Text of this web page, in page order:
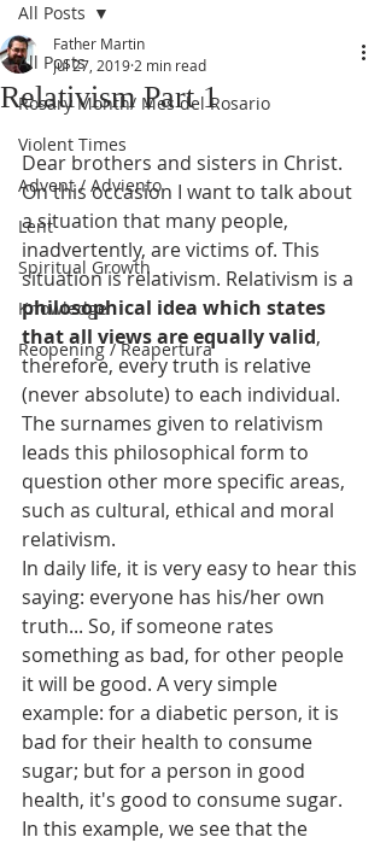
All Posts
Rosary Month/ Mes del Rosario
Violent Times
Advent / Adviento
Lent
Spiritual Growth
Knowledge
Reopening / Reapertura
All Posts
Relativism Part 1
Father Martin
Jul 27, 2019 2 min read
Dear brothers and sisters in Christ.
On this occasion I want to talk about
a situation that many people,
inadvertently, are victims of. This
situation is relativism. Relativism is a
philosophical idea which states
that all views are equally valid,
therefore, every truth is relative
(never absolute) to each individual.
The surnames given to relativism
leads this philosophical form to
question other more specific areas,
such as cultural, ethical and moral
relativism.
In daily life, it is very easy to hear this
saying: everyone has his/her own
truth... So, if someone rates
something as bad, for other people
it will be good. A very simple
example: for a diabetic person, it is
bad for their health to consume
sugar; but for a person in good
health, it's good to consume sugar.
In this example, we see that the